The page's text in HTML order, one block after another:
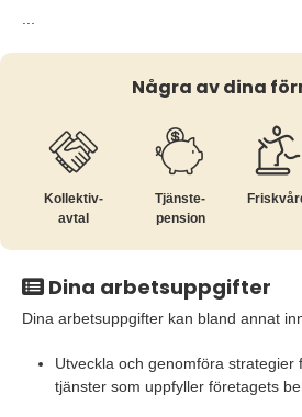
Några av dina
Kollektiv­
avtal
Tjänste­
pension
Dina arbetsuppgifter
Dina arbetsuppgifter kan bland annat
Utveckla och genomföra strategier
tjänster som uppfyller företagets